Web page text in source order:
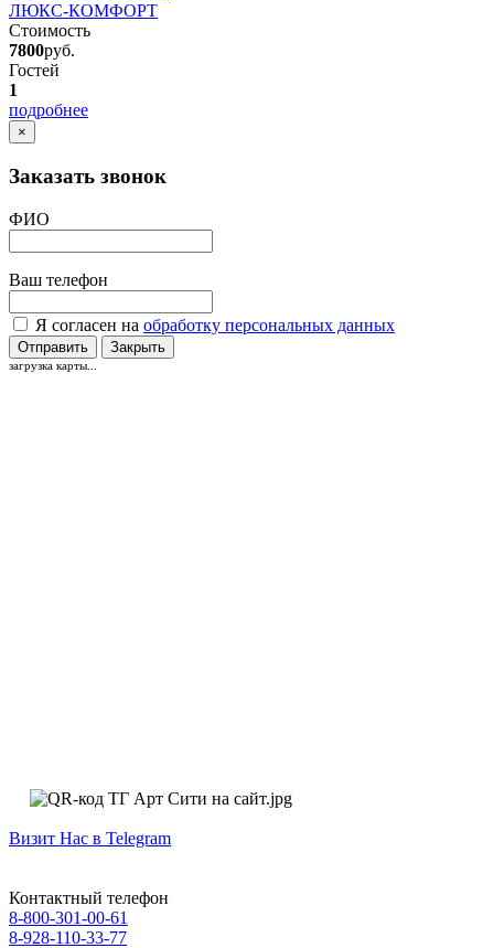
ЛЮКС-КОМФОРТ
Стоимость
7800руб.
Гостей
1
подробнее
×
Заказать звонок
ФИО
Ваш телефон
Я согласен на обработку персональных данных
Отправить Закрыть
загрузка карты...
Визит Нас в Telegram
Контактный телефон
8-800-301-00-61
8-928-110-33-77